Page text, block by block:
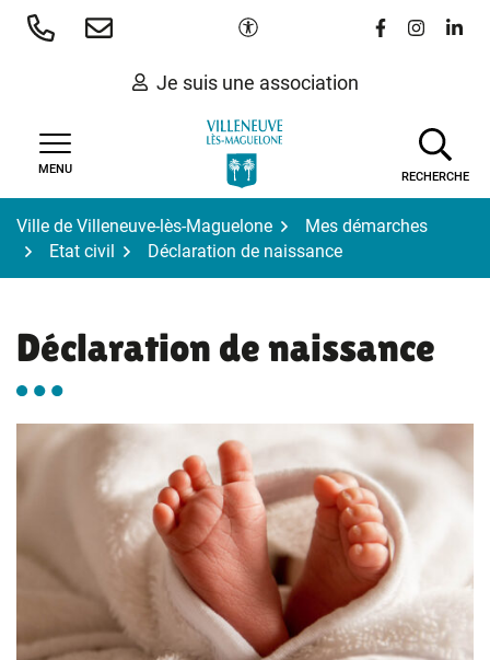
Aller
Paramètres d'accessibilité
Lien vers le
Lien vers
Lien
Je suis une association
MENU
RECHERCHE
Ville de Villeneuve-lès-Maguelone
Mes démarches
Etat civil
Déclaration de naissance
Déclaration de naissance